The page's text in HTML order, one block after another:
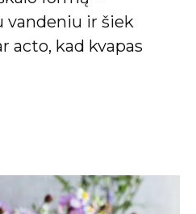
vandeniu ir šiek
acto, kad kvapas